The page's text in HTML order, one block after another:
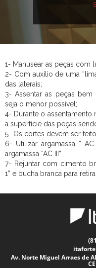
1- Manusear as peças com
2- Com auxílio de uma
das laterais;
3- Assentar as peças
seja o menor possível;
4- Durante o assentamento
a superfície das peças
5- Os cortes devem ser
6- Utilizar argamassa “
argamassa “AC III”
7- Rejuntar com cimento
1” e bucha branca para
Av. Norte Miguel Arraes de